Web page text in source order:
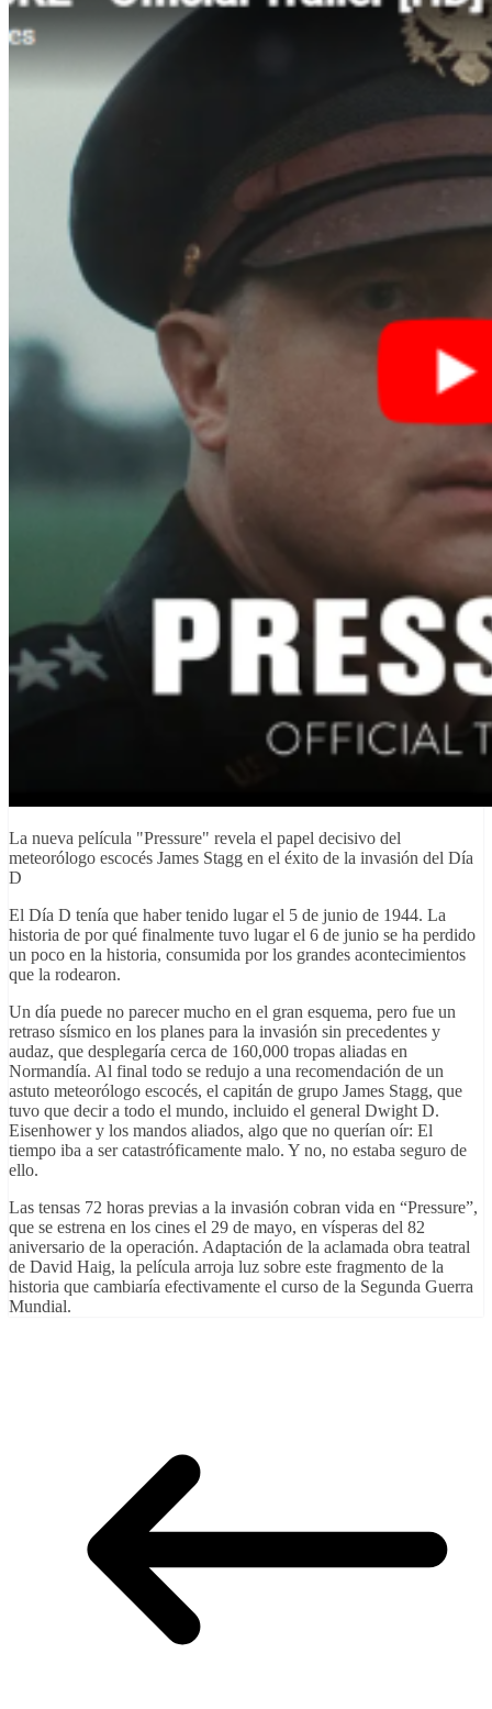
La nueva película "Pressure" revela el papel decisivo del
meteorólogo escocés James Stagg en el éxito de la invasión del Día
D
El Día D tenía que haber tenido lugar el 5 de junio de 1944. La
historia de por qué finalmente tuvo lugar el 6 de junio se ha perdido
un poco en la historia, consumida por los grandes acontecimientos
que la rodearon.
Un día puede no parecer mucho en el gran esquema, pero fue un
retraso sísmico en los planes para la invasión sin precedentes y
audaz, que desplegaría cerca de 160,000 tropas aliadas en
Normandía. Al final todo se redujo a una recomendación de un
astuto meteorólogo escocés, el capitán de grupo James Stagg, que
tuvo que decir a todo el mundo, incluido el general Dwight D.
Eisenhower y los mandos aliados, algo que no querían oír: El
tiempo iba a ser catastróficamente malo. Y no, no estaba seguro de
ello.
Las tensas 72 horas previas a la invasión cobran vida en “Pressure”,
que se estrena en los cines el 29 de mayo, en vísperas del 82
aniversario de la operación. Adaptación de la aclamada obra teatral
de David Haig, la película arroja luz sobre este fragmento de la
historia que cambiaría efectivamente el curso de la Segunda Guerra
Mundial.